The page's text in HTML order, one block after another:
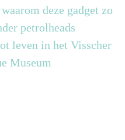
deze gadget zo
petrolheads
leven in het Visscher
Museum